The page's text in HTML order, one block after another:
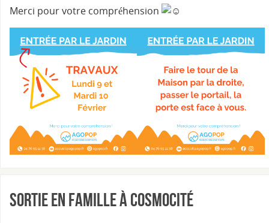
Merci pour votre compréhension
Sortie en famille à Cosmocité